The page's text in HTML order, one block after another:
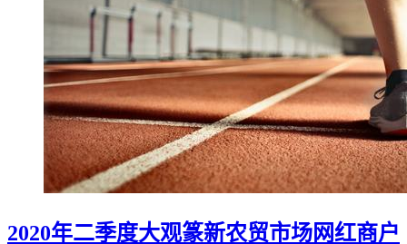
2020年二季度大观篆新农贸市场网红商户